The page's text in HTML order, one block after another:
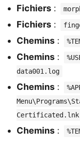
Fichiers :
Fichiers :
Chemins :
Chemins :
data001.log
Chemins :
Certificated.lnk
Chemins :